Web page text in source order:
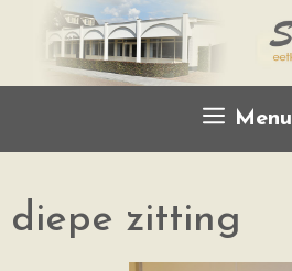
Menu
diepe zitting